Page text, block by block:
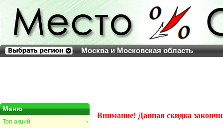
Москва и Московская область
Меню
>
Топ акций
Внимание! Данная скидка